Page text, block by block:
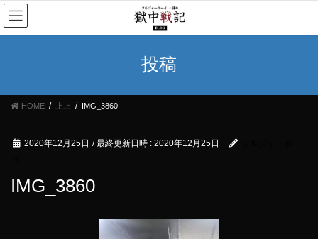
コ
ン
テ
ス
ナ
ビ
ゲ
ン
投稿
HOME 上上 IMG_3860
2020年12月25日 / 最終更新日時 : 2020年12月25日
IMG_3860